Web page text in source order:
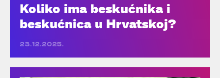
Koliko ima beskućnika i
beskućnica u Hrvatskoj?
23.12.2025.